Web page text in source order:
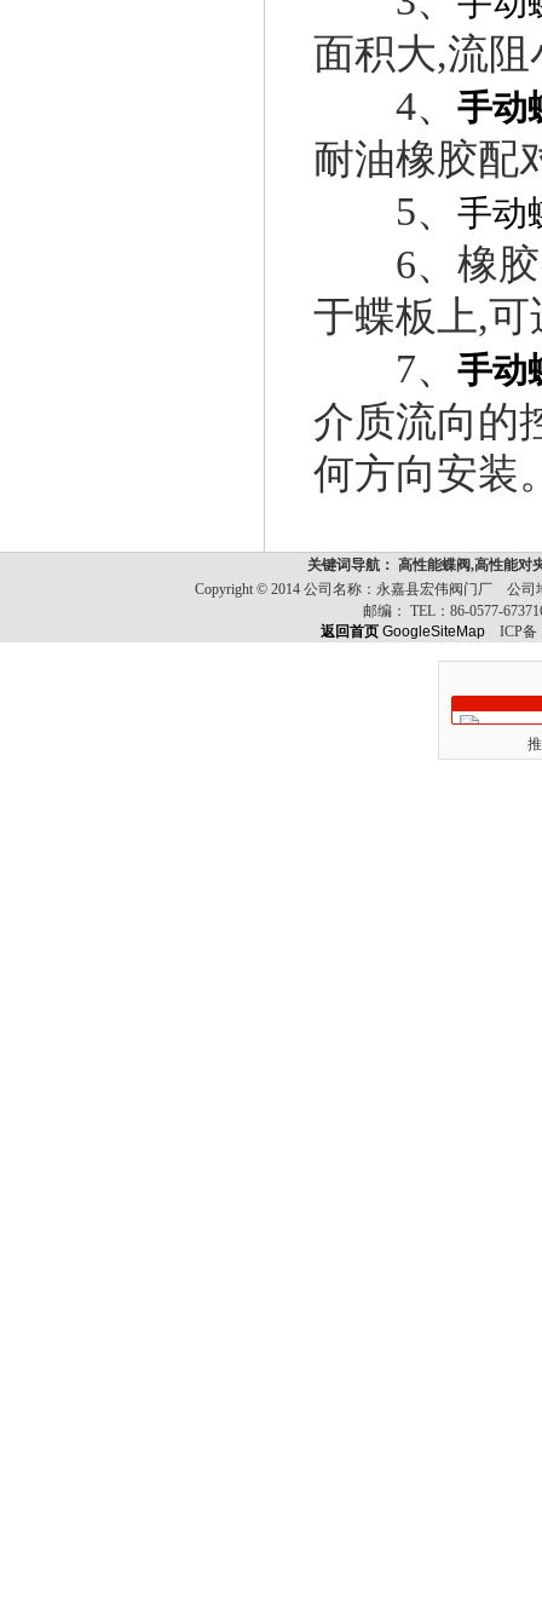
面积大,流阻
4、 手动
耐油橡胶配
5、 手动
6、橡胶
于蝶板上,
7、 手动
介质流向的
何方向安装
关键词导航： 高性能蝶阀,高性能对
Copyright © 2014 公司名称：永嘉县宏伟阀门厂 公
邮编： TEL： 86-0577-
返回首页 GoogleSiteMap ICP备